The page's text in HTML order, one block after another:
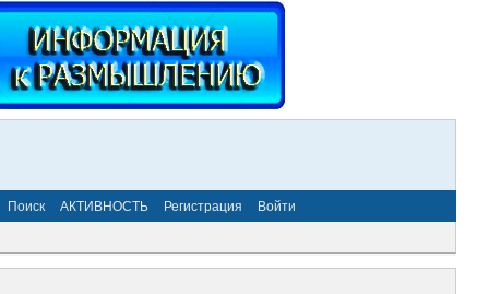
Поиск АКТИВНОСТЬ Регистрация Войти